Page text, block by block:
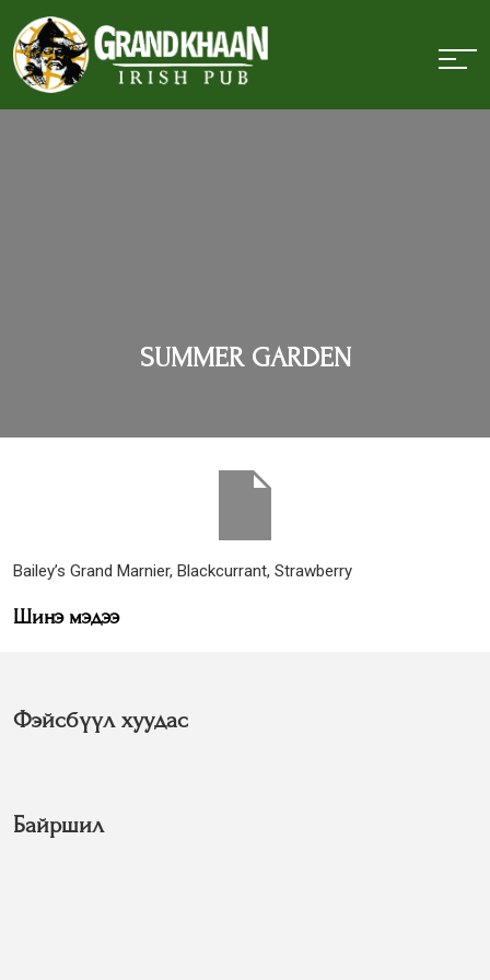
SUMMER GARDEN
Bailey’s Grand Marnier, Blackcurrant, Strawberry
Шинэ мэдээ
Фэйсбүүл хуудас
Байршил